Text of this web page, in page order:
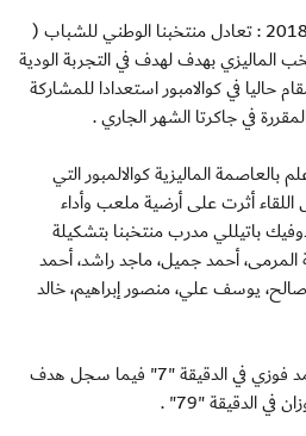
كوالالمبور / الأربعاء 10 أكتوبر 2018 : تعادل منتخبنا الوطني للشباب (
الماليزي بهدف لهدف في التجربة الودية
حاليا في كوالامبور استعدادا للمشاركة
في جاكرتا الشهر الجاري .
الماليزية كوالالمبور التي
أثرت على أرضية ملعب وأداء
باتيللي مدرب منتخبنا بتشكيلة
أحمد جميل، ماجد راشد، أحمد
يوسف علي، منصور إبراهيم، خالد
سجل هدف منتخبنا اللاعب أحمد فوزي في الدقيقة "7" فيما سجل هدف
الدقيقة "79" .